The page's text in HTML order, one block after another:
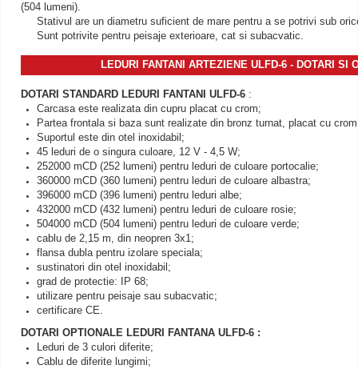
(504 lumeni).
Stativul are un diametru suficient de mare pentru a se potrivi sub
Sunt potrivite pentru peisaje exterioare, cat si subacvatic.
LEDURI FANTANI ARTEZIENE ULFD-6 - DOTARI SI
DOTARI STANDARD LEDURI FANTANI ULFD-6 :
Carcasa este realizata din cupru placat cu crom;
Partea frontala si baza sunt realizate din bronz turnat, placat cu
Suportul este din otel inoxidabil;
45 leduri de o singura culoare, 12 V - 4,5 W;
252000 mCD (252 lumeni) pentru leduri de culoare portocalie;
360000 mCD (360 lumeni) pentru leduri de culoare albastra;
396000 mCD (396 lumeni) pentru leduri albe;
432000 mCD (432 lumeni) pentru leduri de culoare rosie;
504000 mCD (504 lumeni) pentru leduri de culoare verde;
cablu de 2,15 m, din neopren 3x1;
flansa dubla pentru izolare speciala;
sustinatori din otel inoxidabil;
grad de protectie: IP 68;
utilizare pentru peisaje sau subacvatic;
certificare CE.
DOTARI OPTIONALE LEDURI FANTANA ULFD-6 :
Leduri de 3 culori diferite;
Cablu de diferite lungimi;